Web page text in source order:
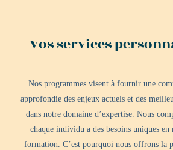
Vos services
Nos programmes visent à fournir une
approfondie des enjeux actuels et des
dans notre domaine d’expertise. Nous
chaque individu a des besoins uniques en
formation. C’est pourquoi nous offrons la